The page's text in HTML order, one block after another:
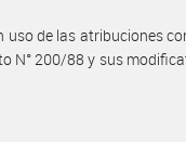
uso de las atribuciones
N° 200/88 y sus